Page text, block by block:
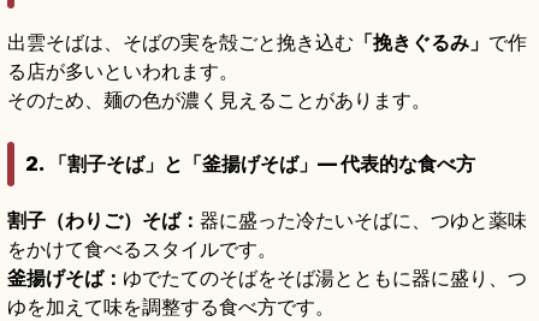
出雲そばは、そばの実を殻ごと挽き込む 「挽きぐるみ」 で作
る店が多いといわれます。
そのため、麺の色が濃く見えることがあります。
2. 「割子そば」と「釜揚げそば」— 代表的な食べ方
割子（わりご）そば： 器に盛った冷たいそばに、つゆと薬味
をかけて食べるスタイルです。
釜揚げそば： ゆでたてのそばをそば湯とともに器に盛り、つ
ゆを加えて味を調整する食べ方です。